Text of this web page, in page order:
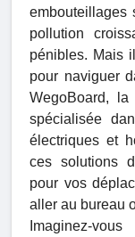
embouteillages
pollution
pénibles. Mais
pour naviguer
WegoBoard,
spécialisée
électriques et
ces solutions
pour vos
aller au bureau
Imaginez-